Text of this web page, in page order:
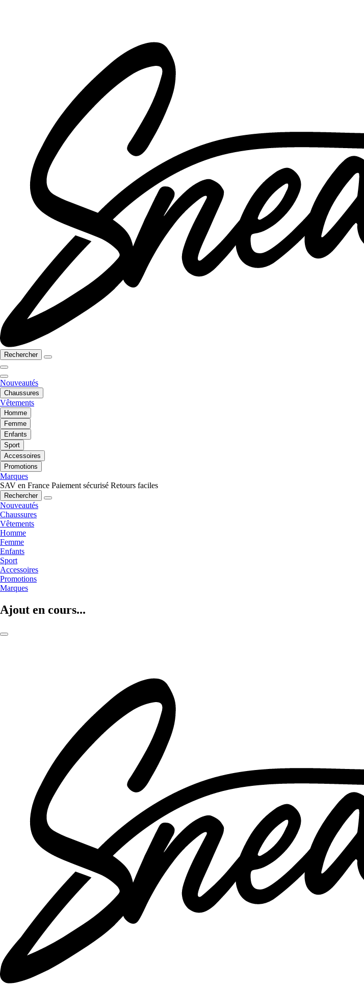
Rechercher
Nouveautés
Chaussures
Vêtements
Homme
Femme
Enfants
Sport
Accessoires
Promotions
Marques
SAV en France Paiement sécurisé Retours faciles
Rechercher
Nouveautés
Chaussures
Vêtements
Homme
Femme
Enfants
Sport
Accessoires
Promotions
Marques
Ajout en cours...